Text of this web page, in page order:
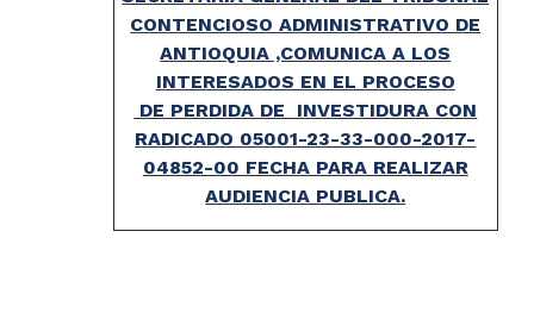
CONTENCIOSO ADMINISTRATIVO DE
ANTIOQUIA ,COMUNICA A LOS
INTERESADOS EN EL PROCESO
DE PERDIDA DE INVESTIDURA CON
RADICADO 05001-23-33-000-2017-
04852-00 FECHA PARA REALIZAR
AUDIENCIA PUBLICA.